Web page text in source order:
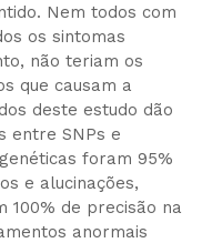
Nem todos com
os sintomas
não teriam os
que causam a
deste estudo dão
entre SNPs e
foram 95%
e alucinações,
100% de precisão na
anormais